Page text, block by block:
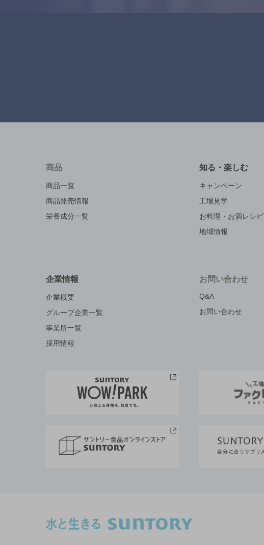
商品
商品一覧
商品発売情報
栄養成分一覧
知る・楽しむ
キャンペーン
工場見学
お料理・お酒レシピ
地域情報
企業情報
企業概要
グループ企業一覧
事業所一覧
採用情報
お問い合わせ
Q&A
お問い合わせ